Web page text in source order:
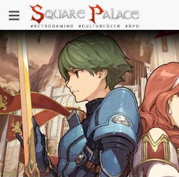
au
contenu
principal
Toggle
navigation